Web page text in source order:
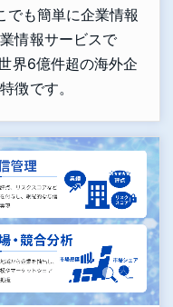
でも簡単に企業情報
情報サービスで
界6億件超の海外企
徴です。